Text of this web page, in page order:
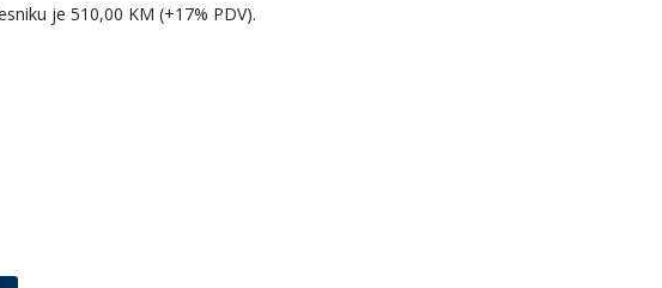
je 510,00 KM (+17% PDV).